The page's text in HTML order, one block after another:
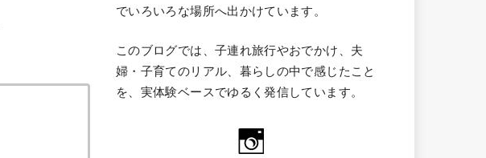
でいろいろな場所へ出かけています。
このブログでは、子連れ旅行やおでかけ、夫
婦・子育てのリアル、暮らしの中で感じたこと
を、実体験ベースでゆるく発信しています。